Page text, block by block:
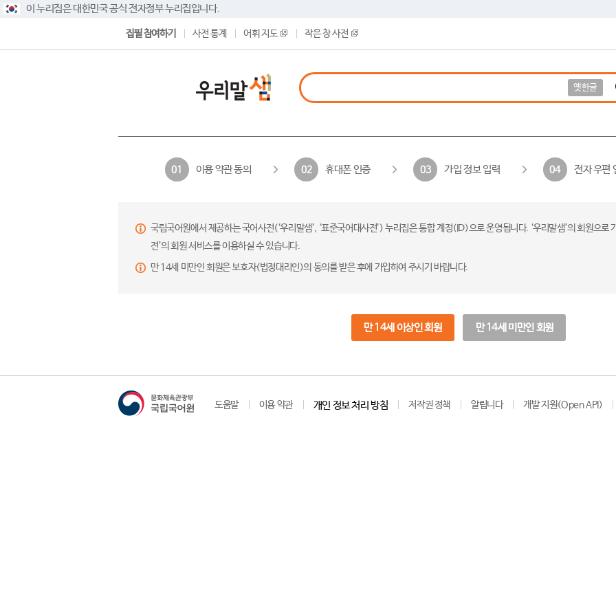
이 누리집은 대한민국 공식 전자정부 누리집입니다.
집필 참여하기 사전 통계 어휘 지도 작은 창 사전
옛한글
01 이용 약관 동의 02 휴대폰 인증 03 가입 정보 입력 04 전자 우편
국립국어원에서 제공하는 국어사전(‘우리말샘’, ‘표준국어대사전’) 누리집은 통합 계정(ID)으로 운영됩니다. ‘우리말샘’의 회원으
전’의 회원 서비스를 이용하실 수 있습니다.
만 14세 미만인 회원은 보호자(법정대리인)의 동의를 받은 후에 가입하여 주시기 바랍니다.
만 14세 이상인 회원 만 14세 미만인 회원
도움말 이용 약관 개인 정보 처리 방침 저작권 정책 알립니다 개발 지원(Open API)